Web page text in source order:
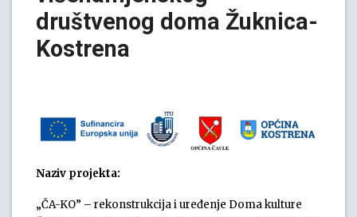
društvenog doma Žuknica-
Kostrena
Naziv projekta:
„ČA-KO” – rekonstrukcija i uređenje Doma kulture